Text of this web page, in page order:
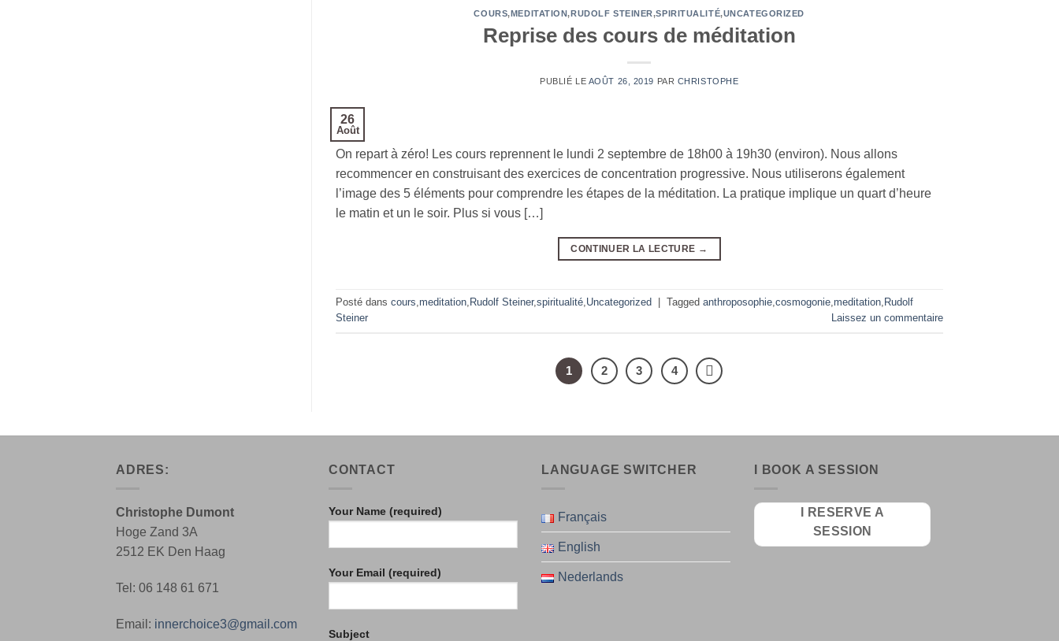
COURS, MEDITATION, RUDOLF STEINER,SPIRITUALITÉ,UNCATEGORIZED
Reprise des cours de méditation
PUBLIÉ LE AOÛT 26, 2019 PAR CHRISTOPHE
26
Août
On repart à zéro! Les cours reprennent le lundi 2 septembre de 18h00 à 19h30 (environ). Nous allons
recommencer en construisant des exercices de concentration progressive. Nous utiliserons également
l’image des 5 éléments pour comprendre les étapes de la méditation. La pratique implique un quart d’heure
le matin et un le soir. Plus si vous […]
CONTINUER LA LECTURE →
Posté dans cours,meditation, Rudolf Steiner,spiritualité,Uncategorized Tagged anthroposophie,cosmogonie,meditation, Rudolf
Steiner
Laissez un commentaire
1 2 3 4
ADRES:
Christophe Dumont
Hoge Zand 3A
2512 EK Den Haag
Tel: 06 148 61 671
Email: innerchoice3@gmail.com
CONTACT
Your Name (required)
Your Email (required)
Subject
LANGUAGE SWITCHER
Français
English
Nederlands
I BOOK A SESSION
I RESERVE A
SESSION